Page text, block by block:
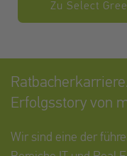
Zu Select
Erfolgsstory von
Wir sind eine der